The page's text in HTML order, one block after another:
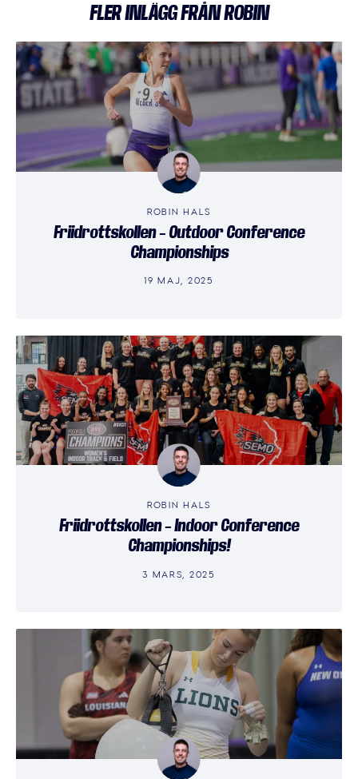
FLER INLÄGG FRÅN ROBIN
ROBIN HALS
Friidrottskollen – Outdoor Conference
Championships
19 MAJ, 2025
ROBIN HALS
Friidrottskollen – Indoor Conference
Championships!
3 MARS, 2025